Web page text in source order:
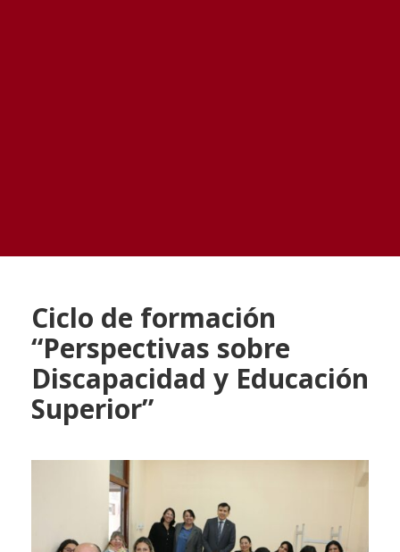
Ciclo de formación
“Perspectivas sobre
Discapacidad y Educación
Superior”